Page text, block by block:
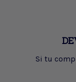
Si tu